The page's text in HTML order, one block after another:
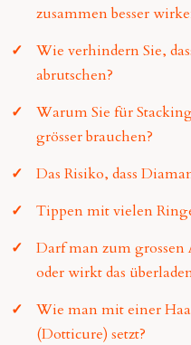
zusammen besser
Wie verhindern Sie,
abrutschen?
Warum Sie für
grösser brauchen?
Das Risiko, dass
Tippen mit vielen
Darf man zum
oder wirkt das
Wie man mit einer
(Dotticure) setzt?